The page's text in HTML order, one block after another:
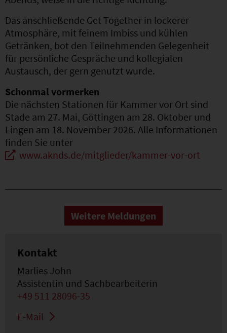
Das anschließende Get Together in lockerer
Atmosphäre, mit feinem Imbiss und kühlen
Getränken, bot den Teilnehmenden Gelegenheit
für persönliche Gespräche und kollegialen
Austausch, der gern genutzt wurde.
Schonmal vormerken
Die nächsten Stationen für Kammer vor Ort sind
Stade am 27. Mai, Göttingen am 28. Oktober und
Lingen am 18. November 2026. Alle Informationen
finden Sie unter
www.aknds.de/mitglieder/kammer-vor-ort
Weitere Meldungen
Kontakt
Marlies John
Assistentin und Sachbearbeiterin
+49 511 28096-35
E-Mail